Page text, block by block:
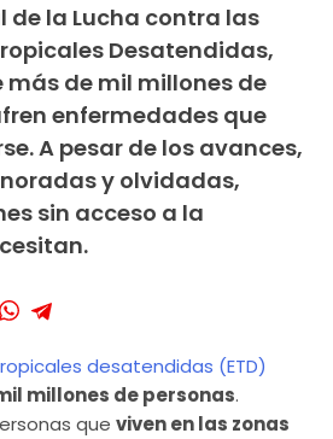
de la Lucha contra las
Desatendidas,
de mil millones de
enfermedades que
A pesar de los avances,
y olvidadas,
sin acceso a la
desatendidas (ETD)
millones de personas.
que viven en las zonas